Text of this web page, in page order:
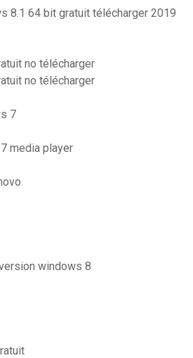
8.1 64 bit gratuit télécharger 2019
no télécharger
no télécharger
7
media player
windows 8